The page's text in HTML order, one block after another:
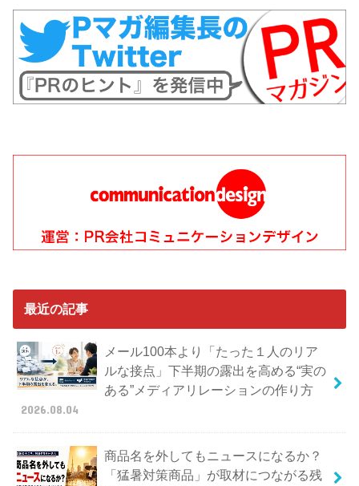
最近の記事
メール100本より「たった１人のリア
ルな接点」下半期の露出を高める“実の
ある”メディアリレーションの作り方
2026.08.04
商品名を外してもニュースになるか？
「猛暑対策商品」が取材につながる残